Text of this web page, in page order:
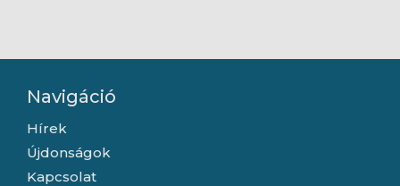
Navigáció
Hírek
Újdonságok
Kapcsolat